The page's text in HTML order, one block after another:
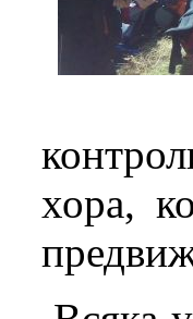
хора,